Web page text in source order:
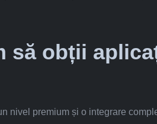
să obții
nivel premium și o integrare